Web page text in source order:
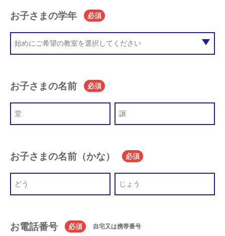
お子さまの学年 必須
お子さまの名前 必須
お子さまの名前（かな） 必須
お電話番号 必須 自宅又は携帯番号